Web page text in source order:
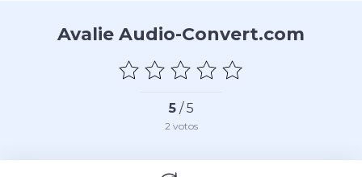
Avalie Audio-Convert.com
5/ 5
2votos